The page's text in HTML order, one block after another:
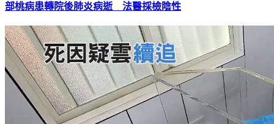
部桃病患轉院後肺炎病逝 法醫採檢陰性